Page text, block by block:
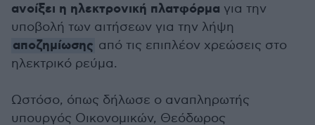
ανοίξει η ηλεκτρονική πλατφόρμα για την
υποβολή των αιτήσεων για την λήψη
αποζημίωσης από τις επιπλέον χρεώσεις στο
ηλεκτρικό ρεύμα.
Ωστόσο, όπως δήλωσε ο αναπληρωτής
υπουργός Οικονομικών, Θεόδωρος